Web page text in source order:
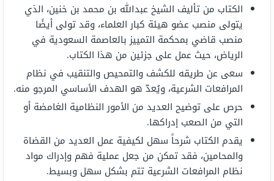
الكتاب من تأليف الشيخ عبدالله بن محمد بن خنين، الذي
يتولى منصب عضو هيئة كبار العلماء، وقد تولى أيضًا
منصب قاضي بمحكمة التمييز بالعاصمة السعودية في
الرياض، حيث عمل على جزئين من هذا الكتاب.
سعى عن طريقه للكشف والتمحيص والتنقيب في نظام
المرافعات الشرعية، ويُعدّ هو الهدف الأساسي المرجو منه.
حرص على توضيح العديد من الأمور النظامية الغامضة أو
التي من الصعب إدراكها.
يقدم الكتاب شرحاً سهل لكيفية عمل العديد من القضاة
والمحامين، فقد تمكن من جعل عملية فهم وإدراك مواد
نظام المرافعات الشرعية تتم بشكل سهل وبسيط.